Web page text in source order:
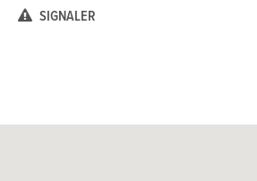
SIGNALER